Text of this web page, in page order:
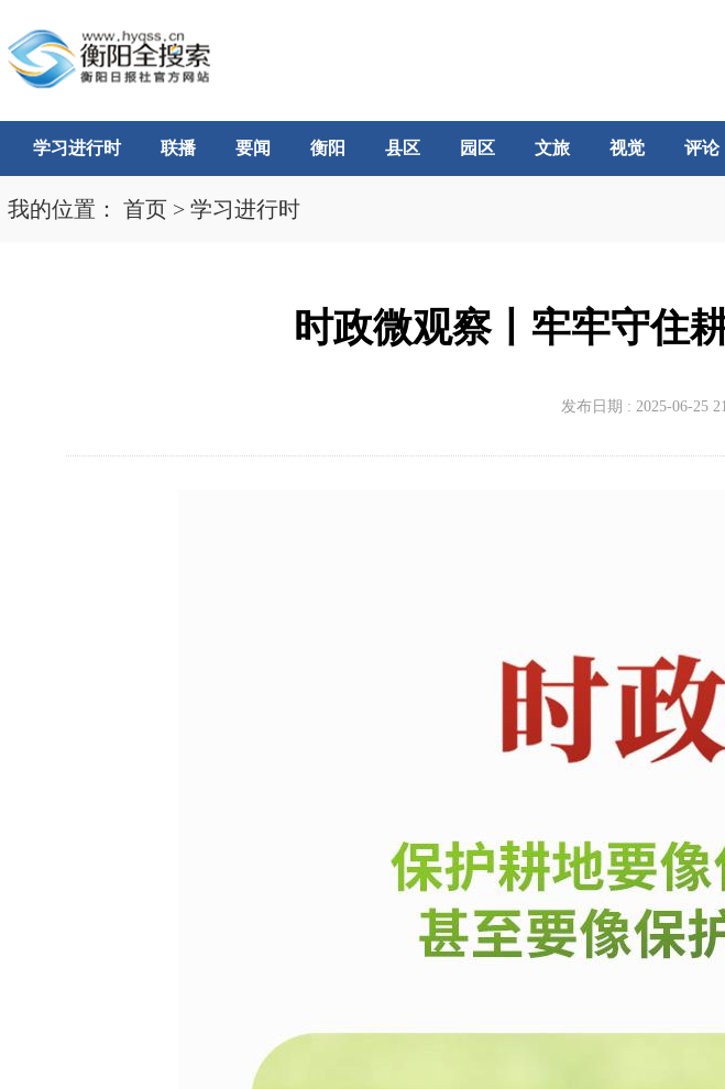
学习进行时 联播 要闻 衡阳 县区 园区 文旅 视觉 评论
我的位置： 首页 > 学习进行时
时政微观察丨牢牢守住
发布日期 : 2025-06-25